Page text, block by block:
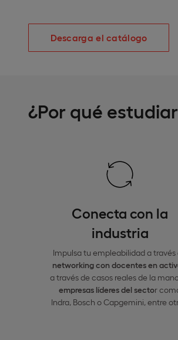
Descarga el catálogo
¿Por qué
Conecta con la
industria
Impulsa tu empleabilidad a través
networking con docentes en
a través de casos reales de la
empresas líderes del sector
Indra, Bosch o Capgemini, entre